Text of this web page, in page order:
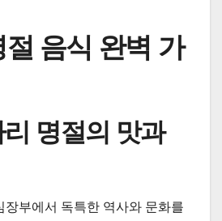
음식 완벽 가
명절의 맛과
장부에서 독특한 역사와 문화를